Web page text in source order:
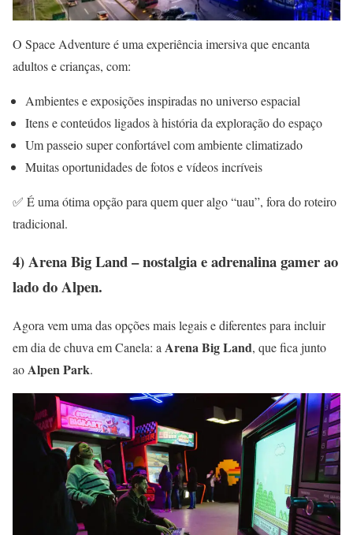
O Space Adventure é uma experiência imersiva que encanta
adultos e crianças, com:
Ambientes e exposições inspiradas no universo espacial
Itens e conteúdos ligados à história da exploração do espaço
Um passeio super confortável com ambiente climatizado
Muitas oportunidades de fotos e vídeos incríveis
✅ É uma ótima opção para quem quer algo “uau”, fora do roteiro
tradicional.
4) Arena Big Land – nostalgia e adrenalina gamer ao
lado do Alpen.
Agora vem uma das opções mais legais e diferentes para incluir
em dia de chuva em Canela: a Arena Big Land, que fica junto
aoAlpen Park.